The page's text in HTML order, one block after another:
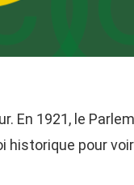
En 1921, le
historique pour